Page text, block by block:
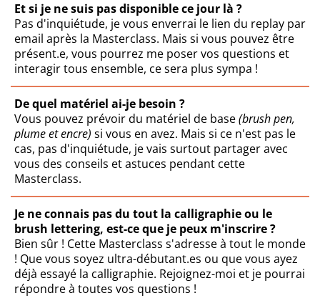
Et si je ne suis pas disponible ce jour là ?
Pas d'inquiétude, je vous enverrai le lien du replay par
email après la Masterclass. Mais si vous pouvez être
présent.e, vous pourrez me poser vos questions et
interagir tous ensemble, ce sera plus sympa !
De quel matériel ai-je besoin ?
Vous pouvez prévoir du matériel de base(brush pen,
plume et encre) si vous en avez. Mais si ce n'est pas le
cas, pas d'inquiétude, je vais surtout partager avec
vous des conseils et astuces pendant cette
Masterclass.
Je ne connais pas du tout la calligraphie ou le
brush lettering, est-ce que je peux m'inscrire ?
Bien sûr ! Cette Masterclass s'adresse à tout le monde
! Que vous soyez ultra-débutant.es ou que vous ayez
déjà essayé la calligraphie. Rejoignez-moi et je pourrai
répondre à toutes vos questions !